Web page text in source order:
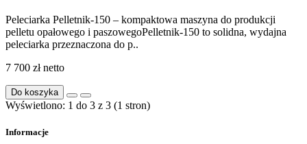
Peleciarka Pelletnik-150 – kompaktowa maszyna do produkcji
pelletu opałowego i paszowegoPelletnik-150 to solidna, wydajna
peleciarka przeznaczona do p..
7 700 złnetto
Do koszyka
Wyświetlono: 1 do 3 z 3 (1 stron)
Informacje